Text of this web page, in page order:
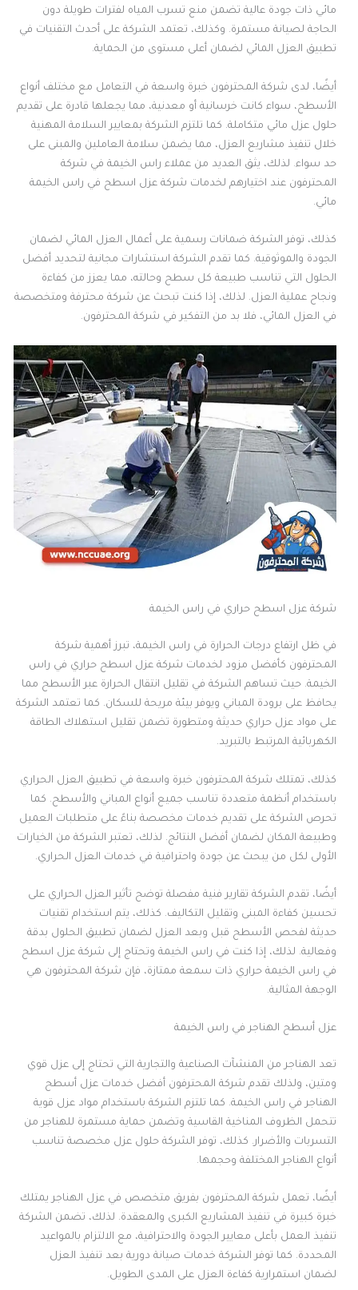
مائي ذات جودة عالية تضمن منع تسرب المياه لفترات طويلة دون
الحاجة لصيانة مستمرة. وكذلك، تعتمد الشركة على أحدث التقنيات في
تطبيق العزل المائي لضمان أعلى مستوى من الحماية.
أيضًا، لدى شركة المحترفون خبرة واسعة في التعامل مع مختلف أنواع
الأسطح، سواء كانت خرسانية أو معدنية، مما يجعلها قادرة على تقديم
حلول عزل مائي متكاملة. كما تلتزم الشركة بمعايير السلامة المهنية
خلال تنفيذ مشاريع العزل، مما يضمن سلامة العاملين والمبنى على
حد سواء. لذلك، يثق العديد من عملاء راس الخيمة في شركة
المحترفون عند اختيارهم لخدمات شركة عزل اسطح في راس الخيمة
مائي.
كذلك، توفر الشركة ضمانات رسمية على أعمال العزل المائي لضمان
الجودة والموثوقية. كما تقدم الشركة استشارات مجانية لتحديد أفضل
الحلول التي تناسب طبيعة كل سطح وحالته، مما يعزز من كفاءة
ونجاح عملية العزل. لذلك، إذا كنت تبحث عن شركة محترفة ومتخصصة
في العزل المائي، فلا بد من التفكير في شركة المحترفون.
شركة عزل اسطح حراري في راس الخيمة
في ظل ارتفاع درجات الحرارة في راس الخيمة، تبرز أهمية شركة
المحترفون كأفضل مزود لخدمات شركة عزل اسطح حراري في راس
الخيمة. حيث تساهم الشركة في تقليل انتقال الحرارة عبر الأسطح مما
يحافظ على برودة المباني ويوفر بيئة مريحة للسكان. كما تعتمد الشركة
على مواد عزل حراري حديثة ومتطورة تضمن تقليل استهلاك الطاقة
الكهربائية المرتبط بالتبريد.
كذلك، تمتلك شركة المحترفون خبرة واسعة في تطبيق العزل الحراري
باستخدام أنظمة متعددة تناسب جميع أنواع المباني والأسطح. كما
تحرص الشركة على تقديم خدمات مخصصة بناءً على متطلبات العميل
وطبيعة المكان لضمان أفضل النتائج. لذلك، تعتبر الشركة من الخيارات
الأولى لكل من يبحث عن جودة واحترافية في خدمات العزل الحراري.
أيضًا، تقدم الشركة تقارير فنية مفصلة توضح تأثير العزل الحراري على
تحسين كفاءة المبنى وتقليل التكاليف. كذلك، يتم استخدام تقنيات
حديثة لفحص الأسطح قبل وبعد العزل لضمان تطبيق الحلول بدقة
وفعالية. لذلك، إذا كنت في راس الخيمة وتحتاج إلى شركة عزل اسطح
في راس الخيمة حراري ذات سمعة ممتازة، فإن شركة المحترفون هي
الوجهة المثالية.
عزل أسطح الهناجر في راس الخيمة
تعد الهناجر من المنشآت الصناعية والتجارية التي تحتاج إلى عزل قوي
ومتين، ولذلك تقدم شركة المحترفون أفضل خدمات عزل أسطح
الهناجر في راس الخيمة. كما تلتزم الشركة باستخدام مواد عزل قوية
تتحمل الظروف المناخية القاسية وتضمن حماية مستمرة للهناجر من
التسربات والأضرار. كذلك، توفر الشركة حلول عزل مخصصة تناسب
أنواع الهناجر المختلفة وحجمها.
أيضًا، تعمل شركة المحترفون بفريق متخصص في عزل الهناجر يمتلك
خبرة كبيرة في تنفيذ المشاريع الكبرى والمعقدة. لذلك، تضمن الشركة
تنفيذ العمل بأعلى معايير الجودة والاحترافية، مع الالتزام بالمواعيد
المحددة. كما توفر الشركة خدمات صيانة دورية بعد تنفيذ العزل
لضمان استمرارية كفاءة العزل على المدى الطويل.